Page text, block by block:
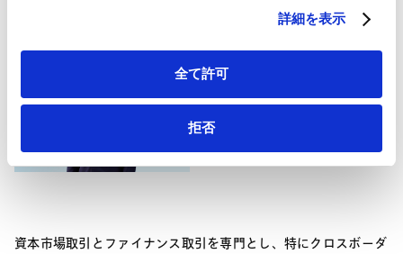
詳細を表示
全て許可
拒否
ボーダー案件にも精通しています。特に、企業買収、合弁事業、
を有しています。ベンチャー企業に対するアドバイス、ベンチャ
ー・キャピタル・バイアウトファンド等のプライベート・エクイ
ティ・ファンドに対するアドバイスも数多く手がけています。ま
梅津 立
東京
パートナー
資本市場取引とファイナンス取引を専門とし、特にクロスボーダ